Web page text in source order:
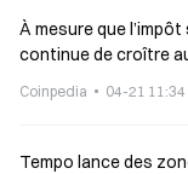
À mesure que
continue de croître
Coinpedia 04-21 11:34
Tempo lance des